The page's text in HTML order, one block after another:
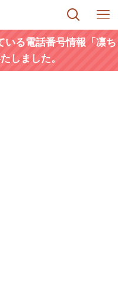
いる電話番号情報「凛ち
しました。